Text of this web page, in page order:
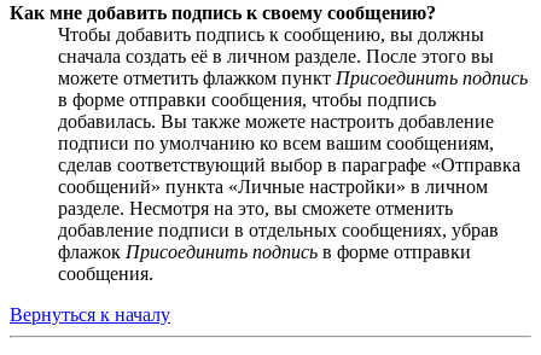
Как мне добавить подпись к своему сообщению?
Чтобы добавить подпись к сообщению, вы должны
сначала создать её в личном разделе. После этого вы
можете отметить флажком пункт Присоединить подпись
в форме отправки сообщения, чтобы подпись
добавилась. Вы также можете настроить добавление
подписи по умолчанию ко всем вашим сообщениям,
сделав соответствующий выбор в параграфе «Отправка
сообщений» пункта «Личные настройки» в личном
разделе. Несмотря на это, вы сможете отменить
добавление подписи в отдельных сообщениях, убрав
флажок Присоединить подпись в форме отправки
сообщения.
Вернуться к началу